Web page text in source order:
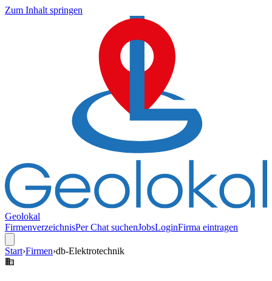
Zum Inhalt springen
Geolokal
FirmenverzeichnisPer Chat suchenJobsLoginFirma eintragen
Start›Firmen›db-Elektrotechnik